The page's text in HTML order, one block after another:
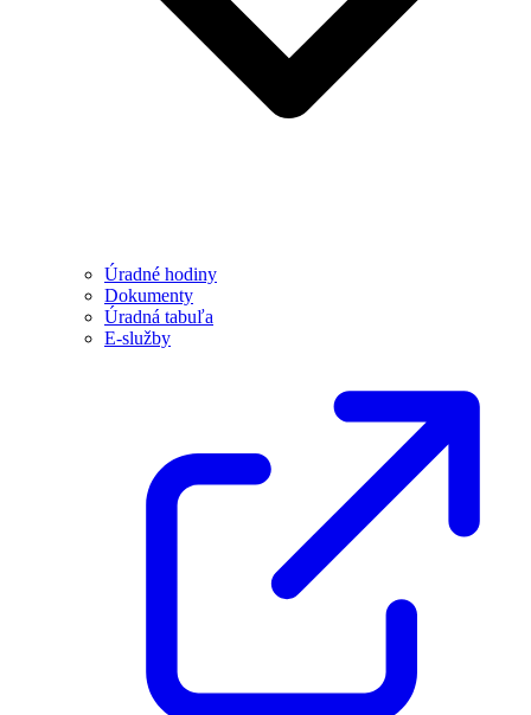
Úradné hodiny
Dokumenty
Úradná tabuľa
E-služby